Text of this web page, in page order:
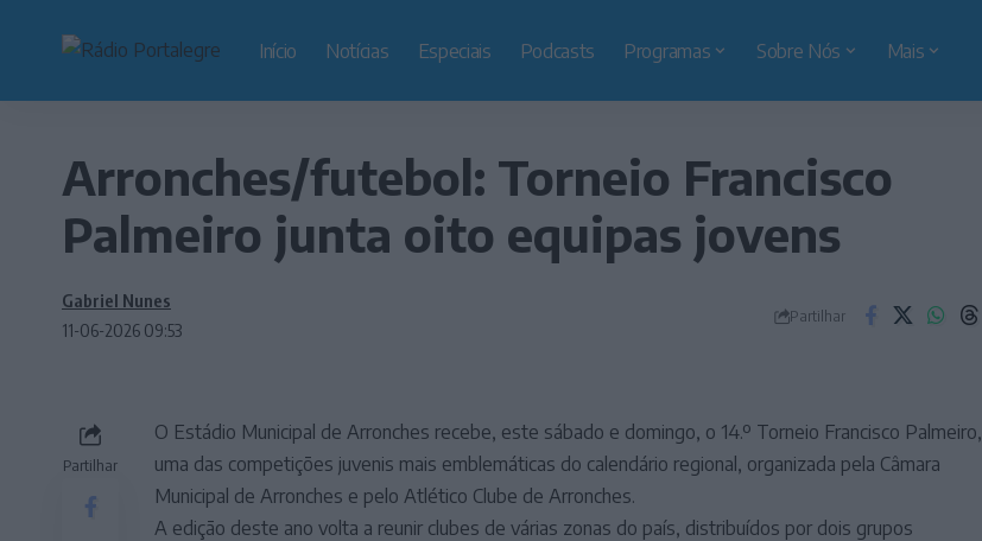
Início Notícias Especiais Podcasts Programas Sobre Nós Mais
Arronches/futebol: Torneio Francisco
Palmeiro junta oito equipas jovens
11-06-2026 09:53
Gabriel Nunes
Partilhar
Partilhar
O Estádio Municipal de Arronches recebe, este sábado e domingo, o 14.º Torneio Francisco Palmeiro,
uma das competições juvenis mais emblemáticas do calendário regional, organizada pela Câmara
Municipal de Arronches e pelo Atlético Clube de Arronches.
A edição deste ano volta a reunir clubes de várias zonas do país, distribuídos por dois grupos